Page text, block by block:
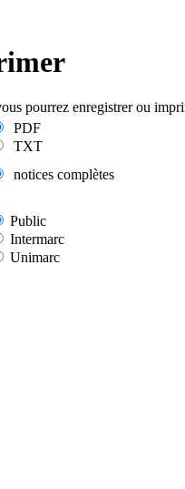
pourrez enregistrer ou
PDF
TXT
notices complètes
Public
Intermarc
Unimarc